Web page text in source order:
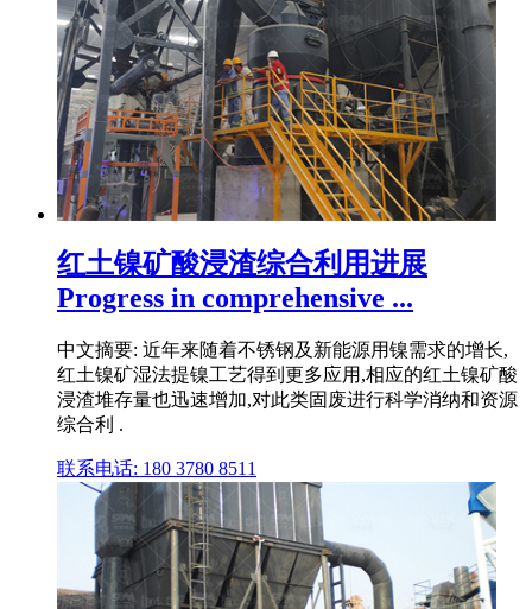
红土镍矿酸浸渣综合利用进展
Progress in comprehensive ...
中文摘要: 近年来随着不锈钢及新能源用镍需求的增长,
红土镍矿湿法提镍工艺得到更多应用,相应的红土镍矿酸
浸渣堆存量也迅速增加,对此类固废进行科学消纳和资源
综合利 .
联系电话: 180 3780 8511